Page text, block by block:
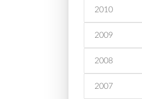
2010
2009
2008
2007